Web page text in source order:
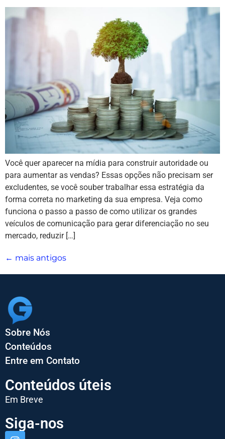
Você quer aparecer na mídia para construir autoridade ou
para aumentar as vendas? Essas opções não precisam ser
excludentes, se você souber trabalhar essa estratégia da
forma correta no marketing da sua empresa. Veja como
funciona o passo a passo de como utilizar os grandes
veículos de comunicação para gerar diferenciação no seu
mercado, reduzir […]
← mais antigos
Sobre Nós
Conteúdos
Entre em Contato
Conteúdos úteis
Em Breve
Siga-nos